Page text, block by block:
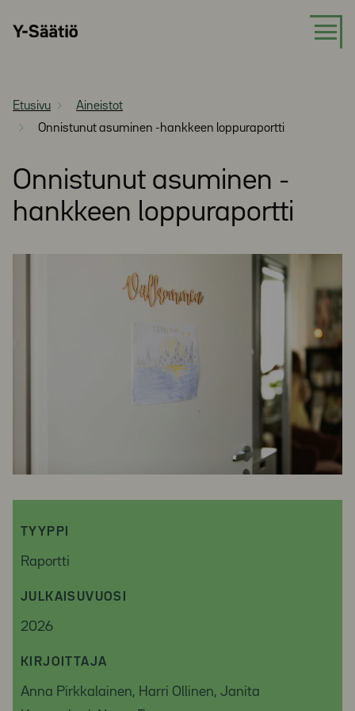
suoraan
Y-
Etusivu
Aineistot
Onnistunut asuminen -hankkeen loppuraportti
Onnistunut asuminen -
hankkeen loppuraportti
TYYPPI
Raportti
JULKAISUVUOSI
2026
KIRJOITTAJA
Anna Pirkkalainen, Harri Ollinen, Janita